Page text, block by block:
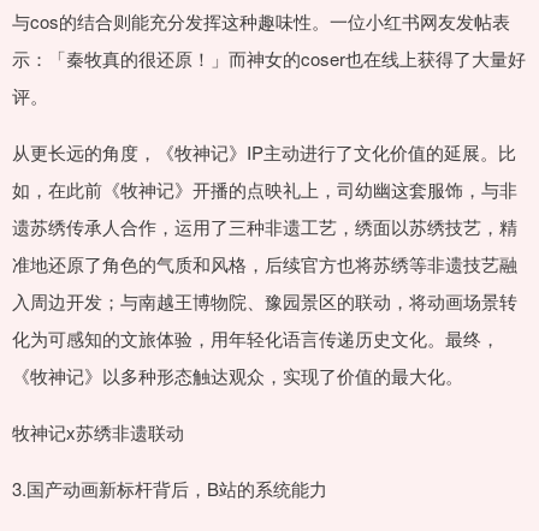
与cos的结合则能充分发挥这种趣味性。一位小红书网友发帖表
示：「秦牧真的很还原！」而神女的coser也在线上获得了大量好
评。
从更长远的角度，《牧神记》IP主动进行了文化价值的延展。比
如，在此前《牧神记》开播的点映礼上，司幼幽这套服饰，与非
遗苏绣传承人合作，运用了三种非遗工艺，绣面以苏绣技艺，精
准地还原了角色的气质和风格，后续官方也将苏绣等非遗技艺融
入周边开发；与南越王博物院、豫园景区的联动，将动画场景转
化为可感知的文旅体验，用年轻化语言传递历史文化。最终，
《牧神记》以多种形态触达观众，实现了价值的最大化。
牧神记x苏绣非遗联动
3.国产动画新标杆背后，B站的系统能力